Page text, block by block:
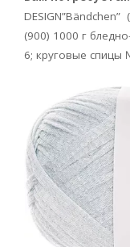
(900) 1000 г
6; круговые спицы